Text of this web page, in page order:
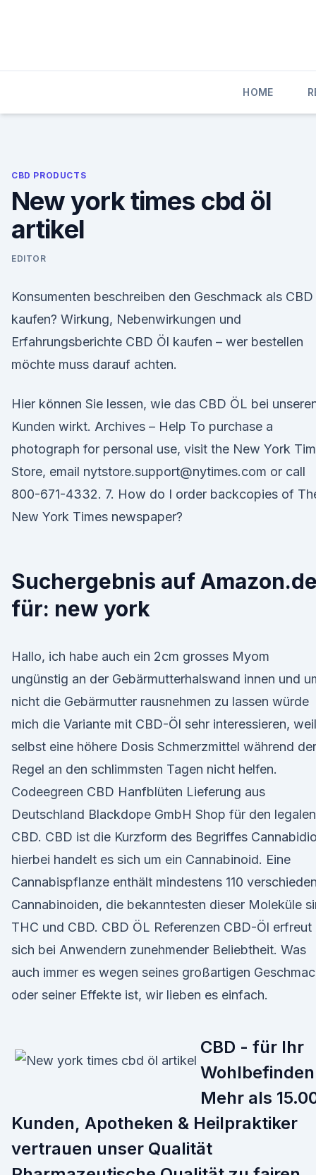
HOME
CBD PRODUCTS
New york times cbd öl
artikel
EDITOR
Konsumenten beschreiben den Geschmack als CBD
kaufen? Wirkung, Nebenwirkungen und
Erfahrungsberichte CBD Öl kaufen – wer bestellen
möchte muss darauf achten.
Hier können Sie lessen, wie das CBD ÖL bei
Kunden wirkt. Archives – Help To purchase a
photograph for personal use, visit the New York
Store, email nytstore.support@nytimes.com or call
800-671-4332. 7. How do I order backcopies of
New York Times newspaper?
Suchergebnis auf Amazon.de
für: new york
Hallo, ich habe auch ein 2cm grosses Myom
ungünstig an der Gebärmutterhalswand innen und
nicht die Gebärmutter rausnehmen zu lassen würde
mich die Variante mit CBD-Öl sehr interessieren, weil
selbst eine höhere Dosis Schmerzmittel während der
Regel an den schlimmsten Tagen nicht helfen.
Codeegreen CBD Hanfblüten Lieferung aus
Deutschland Blackdope GmbH Shop für den legalen
CBD. CBD ist die Kurzform des Begriffes
hierbei handelt es sich um ein Cannabinoid. Eine
Cannabispflanze enthält mindestens 110
Cannabinoiden, die bekanntesten dieser Moleküle
THC und CBD. CBD ÖL Referenzen CBD-Öl erfreut
sich bei Anwendern zunehmender Beliebtheit. Was
auch immer es wegen seines großartigen
oder seiner Effekte ist, wir lieben es einfach.
CBD - für Ihr
Wohlbefinden
Mehr als
Kunden, Apotheken & Heilpraktiker
vertrauen unser Qualität